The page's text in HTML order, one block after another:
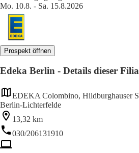
Mo. 10.8. - Sa. 15.8.2026
Prospekt öffnen
Edeka Berlin - Details dieser
EDEKA Colombino, Hildburghauser
Berlin-Lichterfelde
13,32 km
030/206131910